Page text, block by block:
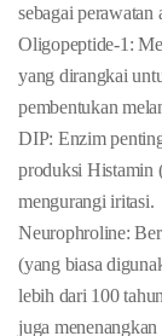
sebagai perawatan
Oligopeptide-1:
yang dirangkai
pembentukan
DIP: Enzim
produksi Histamin
mengurangi iritasi.
Neurophroline:
(yang biasa
lebih dari 100
juga